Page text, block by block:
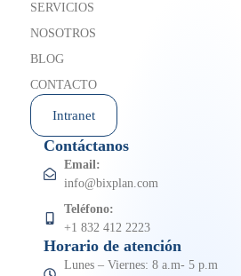
SERVICIOS
NOSOTROS
BLOG
CONTACTO
Intranet
Contáctanos
Email:
info@bixplan.com
Teléfono:
+1 832 412 2223
Horario de atención
Lunes – Viernes: 8 a.m- 5 p.m